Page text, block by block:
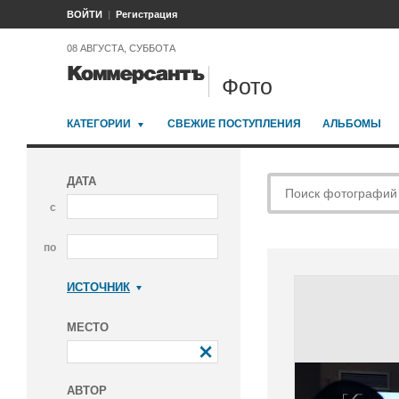
ВОЙТИ Регистрация
08 АВГУСТА, СУББОТА
Фото
КАТЕГОРИИ СВЕЖИЕ ПОСТУПЛЕНИЯ АЛЬБОМЫ
ДАТА
с
по
ИСТОЧНИК
МЕСТО
АВТОР